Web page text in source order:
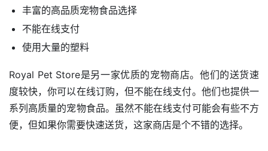
丰富的高品质宠物食品选择
不能在线支付
使用大量的塑料
Royal Pet Store是另一家优质的宠物商店。他们的送货速
度较快，你可以在线订购，但不能在线支付。他们也提供一
系列高质量的宠物食品。虽然不能在线支付可能会有些不方
便，但如果你需要快速送货，这家商店是个不错的选择。